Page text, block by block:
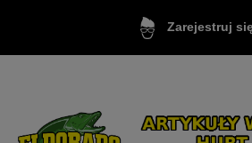
Zarejestruj